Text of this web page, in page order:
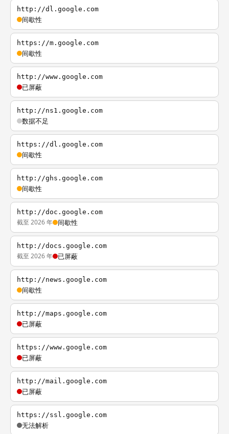
http://dl.google.com
间歇性
https://m.google.com
间歇性
http://www.google.com
已屏蔽
http://ns1.google.com
数据不足
https://dl.google.com
间歇性
http://ghs.google.com
间歇性
http://doc.google.com
截至 2026 年 间歇性
http://docs.google.com
截至 2026 年 已屏蔽
http://news.google.com
间歇性
http://maps.google.com
已屏蔽
https://www.google.com
已屏蔽
http://mail.google.com
已屏蔽
https://ssl.google.com
无法解析